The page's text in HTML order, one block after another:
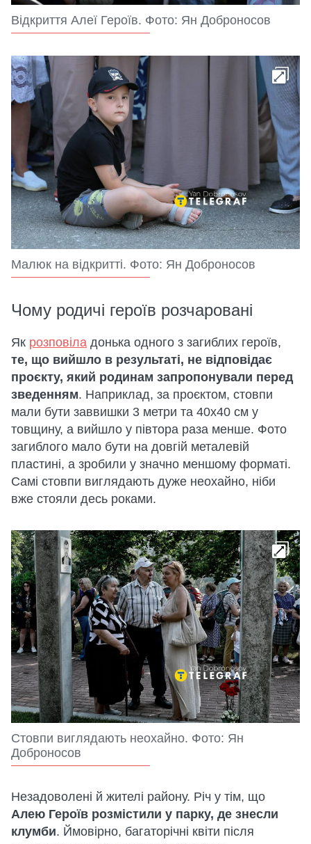
Відкриття Алеї Героїв. Фото: Ян Доброносов
Малюк на відкритті. Фото: Ян Доброносов
Чому родичі героїв розчаровані
Як розповіла донька одного з загиблих героїв,
те, що вийшло в результаті, не відповідає
проєкту, який родинам запропонували перед
зведенням. Наприклад, за проєктом, стовпи
мали бути заввишки 3 метри та 40х40 см у
товщину, а вийшло у півтора раза менше. Фото
загиблого мало бути на довгій металевій
пластині, а зробили у значно меншому форматі.
Самі стовпи виглядають дуже неохайно, ніби
вже стояли десь роками.
Стовпи виглядають неохайно. Фото: Ян
Доброносов
Незадоволені й жителі району. Річ у тім, що
Алею Героїв розмістили у парку, де знесли
клумби. Ймовірно, багаторічні квіти після